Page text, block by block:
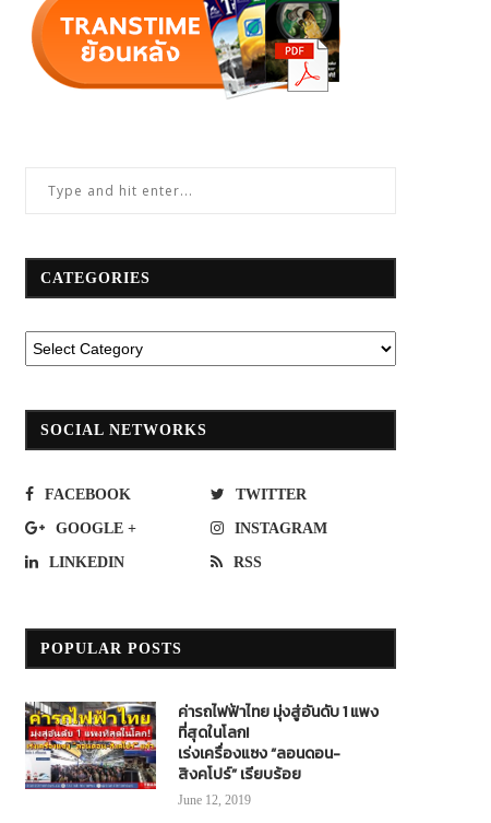
ไทยเวียตเจ็ทจัดโปรฯปัง“11.11 บินสนุก สุข
November 7, 2022
พีทีที สเตชั่น จัดโปรลดทันที!สมา
xplORe wallet
CATEGORIES
SOCIAL NETWORKS
FACEBOOK TWITTER
GOOGLE + INSTAGRAM
LINKEDIN RSS
POPULAR POSTS
ค่ารถไฟฟ้าไทย มุ่งสู่อันดับ 1 แพง
ที่สุดในโลก!
เร่งเครื่องแซง “ลอนดอน-
สิงคโปร์” เรียบร้อย
June 12, 2019